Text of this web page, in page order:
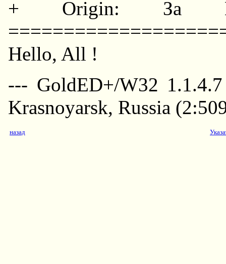
+ Origin: За
Hello, All !
--- GoldED+/W32
Krasnoyarsk, Russia
назад